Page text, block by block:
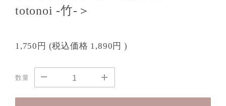
totonoi -竹-＞
1,750円 (税込価格 1,890円 )
数量